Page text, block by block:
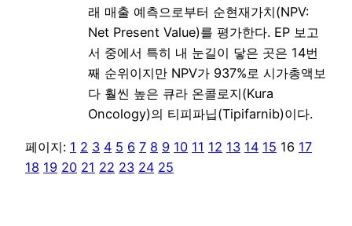
래 매출 예측으로부터 순현재가치(NPV:
Net Present Value)를 평가한다. EP 보고
서 중에서 특히 내 눈길이 닿은 곳은 14번
째 순위이지만 NPV가 937%로 시가총액보
다 훨씬 높은 큐라 온콜로지(Kura
Oncology)의 티피파닙(Tipifarnib)이다.
페이지: 1 2 3 4 5 6 7 8 9 10 11 12 13 14 15 16 17
18 19 20 21 22 23 24 25